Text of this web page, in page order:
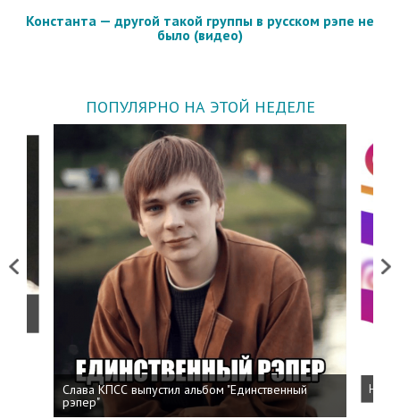
Константа — другой такой группы в русском рэпе не
было (видео)
ПОПУЛЯРНО НА ЭТОЙ НЕДЕЛЕ
Previous
Слава КПСС выпустил альбом "Единственный
рэпер"
Next